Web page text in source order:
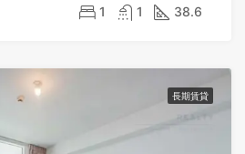
1 1 38.6
長期賃貸